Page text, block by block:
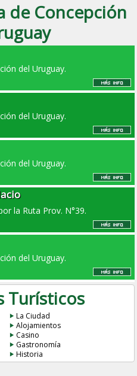
de Concepción
del Uruguay.
del Uruguay.
del Uruguay.
la Ruta Prov. N°39.
del Uruguay.
Turísticos
La Ciudad
Alojamientos
Casino
Gastronomía
Historia